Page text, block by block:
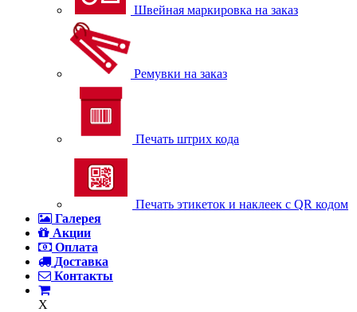
Швейная маркировка на заказ
Ремувки на заказ
Печать штрих кода
Печать этикеток и наклеек с QR кодом
Галерея
Акции
Оплата
Доставка
Контакты
X